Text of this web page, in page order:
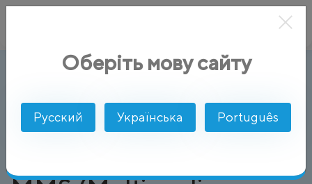
Глоссарий MMS (Multimedia Messaging Service)
Оберіть мову сайту
Русский Українська Português